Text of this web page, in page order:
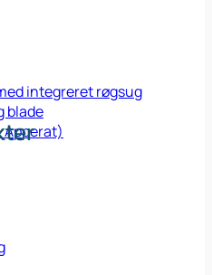
integreret røgsug
blade
Apperat)